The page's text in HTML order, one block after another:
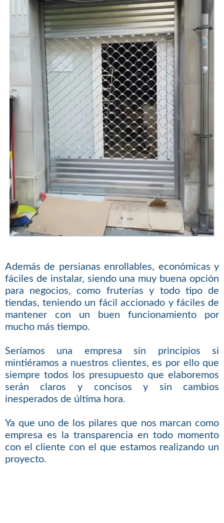
Además de persianas enrollables, económicas y
fáciles de instalar, siendo una muy buena opción
para negocios, como fruterías y todo tipo de
tiendas, teniendo un fácil accionado y fáciles de
mantener con un buen funcionamiento por
mucho más tiempo.
Seríamos una empresa sin principios si
mintiéramos a nuestros clientes, es por ello que
siempre todos los presupuesto que elaboremos
serán claros y concisos y sin cambios
inesperados de última hora.
Ya que uno de los pilares que nos marcan como
empresa es la transparencia en todo momento
con el cliente con el que estamos realizando un
proyecto.